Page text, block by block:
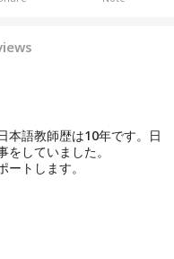
本語教師歴は10年です。日
していました。
トします。